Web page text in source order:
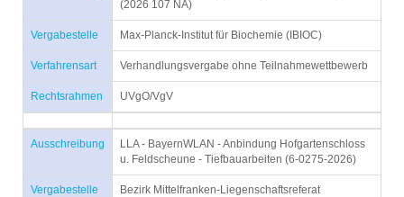
(2026 107 NA)
Vergabestelle Max-Planck-Institut für Biochemie (IBIOC)
Verfahrensart Verhandlungsvergabe ohne Teilnahmewettbewerb
Rechtsrahmen UVgO/VgV
Ausschreibung
LLA - BayernWLAN - Anbindung Hofgartenschloss
u. Feldscheune - Tiefbauarbeiten (6-0275-2026)
Vergabestelle Bezirk Mittelfranken-Liegenschaftsreferat